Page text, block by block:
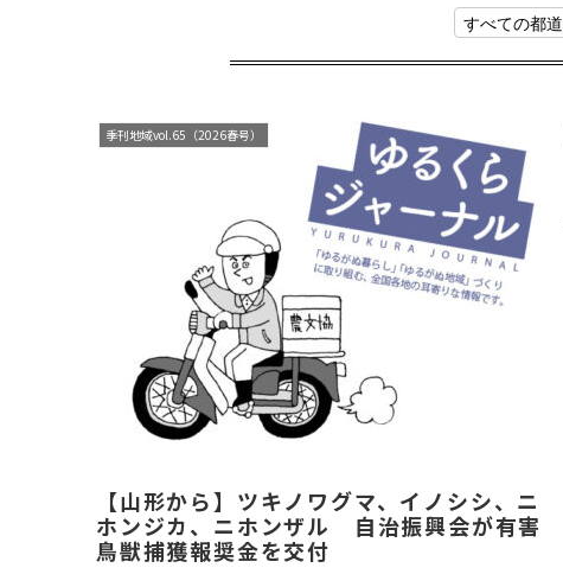
季刊地域vol.65（2026春号）
【山形から】ツキノワグマ、イノシシ、ニ
ホンジカ、ニホンザル 自治振興会が有害
鳥獣捕獲報奨金を交付